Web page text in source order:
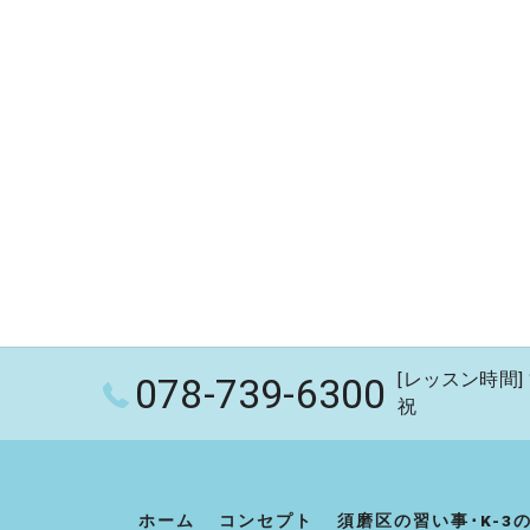
078-739-6300
[レッスン時間
祝
ホーム コンセプト 須磨区の習い事･K-3